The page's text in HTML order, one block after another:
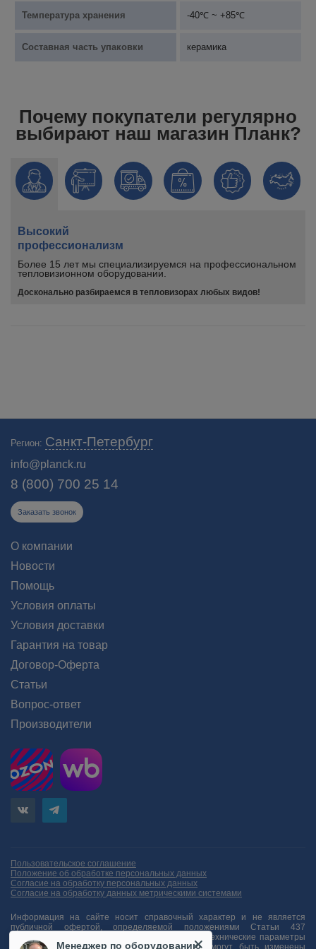
Температура хранения -40℃ ~ +85℃
Составная часть упаковки керамика
Почему покупатели регулярно
выбирают наш магазин Планк?
Высокий
профессионализм
Более 15 лет мы специализируемся на профессиональном
тепловизионном оборудовании.
Досконально разбираемся в тепловизорах любых видов!
Регион: Санкт-Петербург
info@planck.ru
8 (800) 700 25 14
Заказать звонок
О компании
Новости
Помощь
Условия оплаты
Условия доставки
Гарантия на товар
Договор-Оферта
Статьи
Вопрос-ответ
Производители
Пользовательское соглашение
Положение об обработке персональных данных
Согласие на обработку персональных данных
Согласие на обработку данных метрическими системами
Информация на сайте носит справочный характер и не является
публичной офертой, определяемой положениями Статьи 437
Гражданского кодекса Российской Федерации. Технические параметры
(спецификация) и комплект поставки товара могут быть изменены
Менеджер по оборудованию